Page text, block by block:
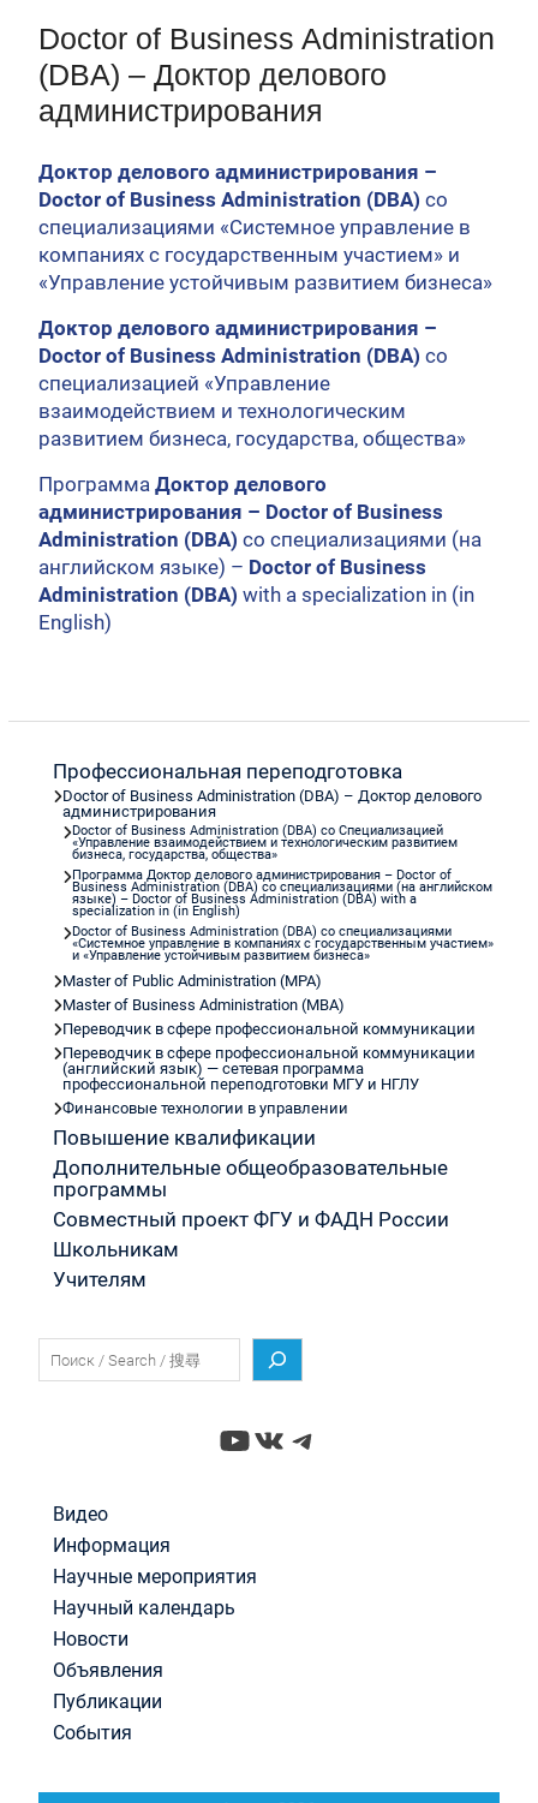
Вячеслав Никонов в программе «Большая игра» —
Первый канал, 27.07.2026. Часть 1-2
Конкурсные списки лиц, прошедших
вступительные испытания в МГУ имени
конкурсу (ранжированные списки поступающих)
Вячеслав Никонов в программе «Большая игра» —
Первый канал, 24.07.2026. Часть 1-2
Вячеслав Никонов в программе «Большая игра» —
Первый канал, 06.08.2026. Часть 1-3
Doctor of Business Administration
(DBA) – Доктор делового
администрирования
Доктор делового администрирования –
Doctor of Business Administration (DBA) со
специализациями «Системное управление в
компаниях с государственным участием» и
«Управление устойчивым развитием бизнеса»
Доктор делового администрирования –
Doctor of Business Administration (DBA) со
специализацией «Управление
взаимодействием и технологическим
развитием бизнеса, государства, общества»
Программа Доктор делового
администрирования – Doctor of Business
Administration (DBA) со специализациями (на
английском языке) – Doctor of Business
Administration (DBA) with a specialization in (in
English)
Профессиональная переподготовка
Doctor of Business Administration (DBA) – Доктор делового
администрирования
Doctor of Business Administration (DBA) со Специализацией
«Управление взаимодействием и технологическим развитием
бизнеса, государства, общества»
Программа Доктор делового администрирования – Doctor of
Business Administration (DBA) со специализациями (на английском
языке) – Doctor of Business Administration (DBA) with a
specialization in (in English)
Doctor of Business Administration (DBA) со специализациями
«Системное управление в компаниях с государственным участием»
и «Управление устойчивым развитием бизнеса»
Master of Public Administration (MPA)
Master of Business Administration (MBA)
Переводчик в сфере профессиональной коммуникации
Переводчик в сфере профессиональной коммуникации
(английский язык) — сетевая программа
профессиональной переподготовки МГУ и НГЛУ
Финансовые технологии в управлении
Повышение квалификации
Дополнительные общеобразовательные
программы
Совместный проект ФГУ и ФАДН России
Школьникам
Учителям
YouTube
ВКонтакте
Telegram
Видео
Информация
Научные мероприятия
Научный календарь
Новости
Объявления
Публикации
События